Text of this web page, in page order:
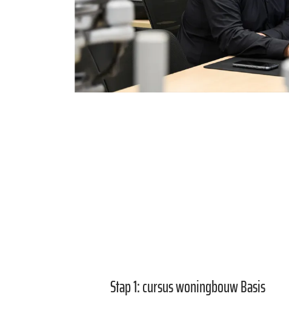
Stap 1: cursus woningbouw Basis